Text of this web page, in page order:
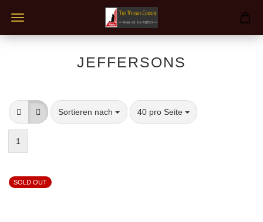
JEFFERSONS
Sortieren nach
Sortieren nach 40 pro Seite
pro Seite
1
SOLD OUT